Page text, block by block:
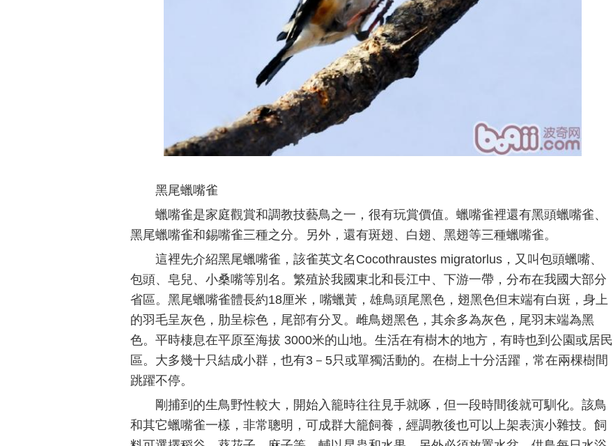
黑尾蠟嘴雀
蠟嘴雀是家庭觀賞和調教技藝鳥之一，很有玩賞價值。蠟嘴雀裡還有黑頭蠟嘴雀、
黑尾蠟嘴雀和錫嘴雀三種之分。另外，還有斑翅、白翅、黑翅等三種蠟嘴雀。
這裡先介紹黑尾蠟嘴雀，該雀英文名Cocothraustes migratorlus，又叫包頭蠟嘴、
包頭、皂兒、小桑嘴等別名。繁殖於我國東北和長江中、下游一帶，分布在我國大部分
省區。黑尾蠟嘴雀體長約18厘米，嘴蠟黃，雄鳥頭尾黑色，翅黑色但末端有白斑，身上
的羽毛呈灰色，肋呈棕色，尾部有分叉。雌鳥翅黑色，其余多為灰色，尾羽末端為黑
色。平時棲息在平原至海拔 3000米的山地。生活在有樹木的地方，有時也到公園或居民
區。大多幾十只結成小群，也有3－5只或單獨活動的。在樹上十分活躍，常在兩棵樹間
跳躍不停。
剛捕到的生鳥野性較大，開始入籠時往往見手就啄，但一段時間後就可馴化。該鳥
和其它蠟嘴雀一樣，非常聰明，可成群大籠飼養，經調教後也可以上架表演小雜技。飼